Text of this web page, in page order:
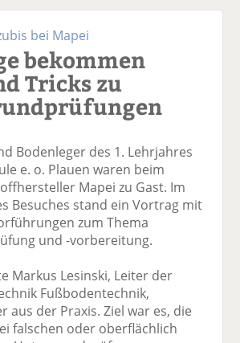
bei Mapei
bekommen
Tricks zu
Bodenleger des 1. Lehrjahres
e. o. Plauen waren beim
Mapei zu Gast. Im
Besuches stand ein Vortrag mit
zum Thema
und -vorbereitung.
Markus Lesinski, Leiter der
Fußbodentechnik,
aus der Praxis. Ziel war es, die
falschen oder oberflächlich